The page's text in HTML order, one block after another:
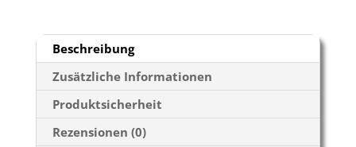
Beschreibung
Zusätzliche Informationen
Produktsicherheit
Rezensionen (0)